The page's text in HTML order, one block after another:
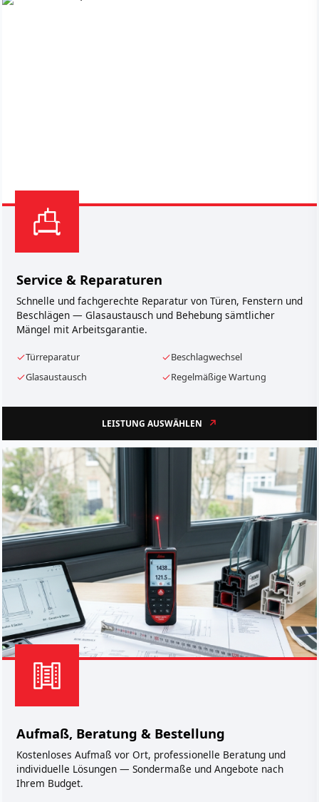
Service & Reparaturen
Schnelle und fachgerechte Reparatur von Türen, Fenstern und
Beschlägen — Glasaustausch und Behebung sämtlicher
Mängel mit Arbeitsgarantie.
Türreparatur
Beschlagwechsel
Glasaustausch
Regelmäßige Wartung
LEISTUNG AUSWÄHLEN
Aufmaß, Beratung & Bestellung
Kostenloses Aufmaß vor Ort, professionelle Beratung und
individuelle Lösungen — Sondermaße und Angebote nach
Ihrem Budget.